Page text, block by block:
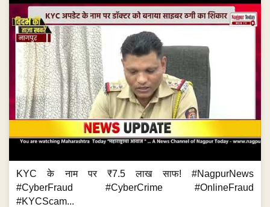
KYC के नाम पर ₹7.5 लाख साफ! #NagpurNews
#CyberFraud #CyberCrime #OnlineFraud
#KYCScam...